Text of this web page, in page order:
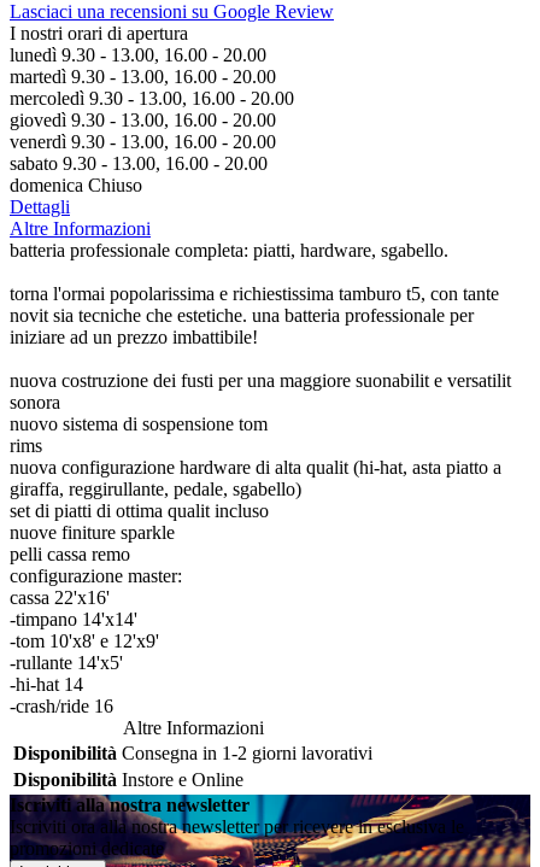
Lasciaci una recensioni su Google Review
I nostri orari di apertura
lunedì 9.30 - 13.00, 16.00 - 20.00
martedì 9.30 - 13.00, 16.00 - 20.00
mercoledì 9.30 - 13.00, 16.00 - 20.00
giovedì 9.30 - 13.00, 16.00 - 20.00
venerdì 9.30 - 13.00, 16.00 - 20.00
sabato 9.30 - 13.00, 16.00 - 20.00
domenica Chiuso
Dettagli
Altre Informazioni
batteria professionale completa: piatti, hardware, sgabello.
torna l'ormai popolarissima e richiestissima tamburo t5, con tante
novit sia tecniche che estetiche. una batteria professionale per
iniziare ad un prezzo imbattibile!
nuova costruzione dei fusti per una maggiore suonabilit e versatilit
sonora
nuovo sistema di sospensione tom
rims
nuova configurazione hardware di alta qualit (hi-hat, asta piatto a
giraffa, reggirullante, pedale, sgabello)
set di piatti di ottima qualit incluso
nuove finiture sparkle
pelli cassa remo
configurazione master:
cassa 22'x16'
-timpano 14'x14'
-tom 10'x8' e 12'x9'
-rullante 14'x5'
-hi-hat 14
-crash/ride 16
Altre Informazioni
Disponibilità Consegna in 1-2 giorni lavorativi
Disponibilità Instore e Online
Iscriviti alla nostra newsletter
Iscriviti ora alla nostra newsletter per ricevere in esclusiva le
promozioni dedicate